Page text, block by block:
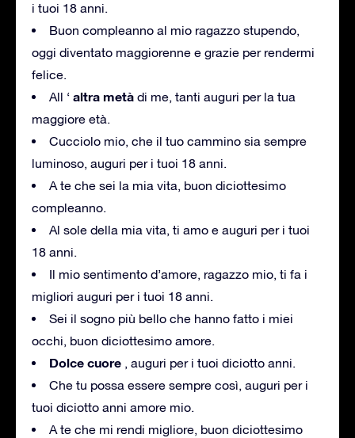
i tuoi 18 anni.
Buon compleanno al mio ragazzo stupendo,
oggi diventato maggiorenne e grazie per rendermi
felice.
All ‘ altra metà di me, tanti auguri per la tua
maggiore età.
Cucciolo mio, che il tuo cammino sia sempre
luminoso, auguri per i tuoi 18 anni.
A te che sei la mia vita, buon diciottesimo
compleanno.
Al sole della mia vita, ti amo e auguri per i tuoi
18 anni.
Il mio sentimento d’amore, ragazzo mio, ti fa i
migliori auguri per i tuoi 18 anni.
Sei il sogno più bello che hanno fatto i miei
occhi, buon diciottesimo amore.
Dolce cuore , auguri per i tuoi diciotto anni.
Che tu possa essere sempre così, auguri per i
tuoi diciotto anni amore mio.
A te che mi rendi migliore, buon diciottesimo